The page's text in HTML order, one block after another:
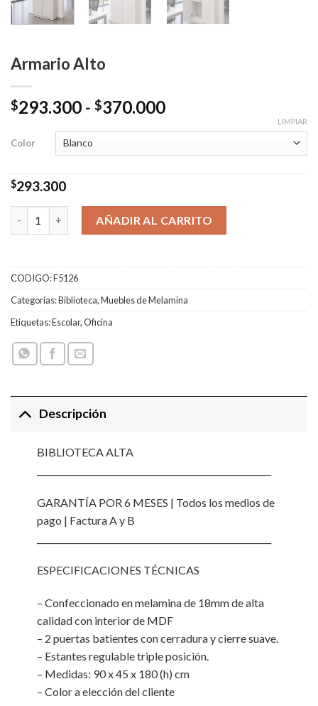
Armario Alto
$293.300 - $370.000Rango
desde
$293.300
$370.000
Color
LIMPIAR
$293.300
Armario Alto cantidadAÑADIR AL CARRITO
CODIGO:F5126
Categorías:Biblioteca,Muebles de Melamina
Etiquetas:Escolar,Oficina
Descripción
BIBLIOTECA ALTA
GARANTÍA POR 6 MESES | Todos los medios de
pago | Factura A y B
ESPECIFICACIONES TÉCNICAS
– Confeccionado en melamina de 18mm de alta
calidad con interior de MDF
– 2 puertas batientes con cerradura y cierre suave.
– Estantes regulable triple posición.
– Medidas: 90 x 45 x 180 (h) cm
– Color a elección del cliente